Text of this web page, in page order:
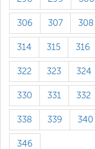
306 307 308
314 315 316
322 323 324
330 331 332
338 339 340
346